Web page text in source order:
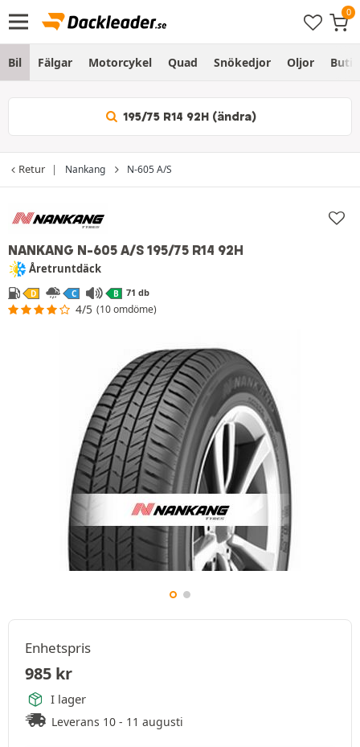
Bil Fälgar Motorcykel Quad Snökedjor Oljor Butik
195/75 R14 92H (ändra)
Retur Nankang N-605 A/S
NANKANG N-605 A/S 195/75 R14 92H
Åretruntdäck
D C B 71 db
4/5 (10 omdöme)
Enhetspris
985 kr
I lager
Leverans 10 - 11 augusti